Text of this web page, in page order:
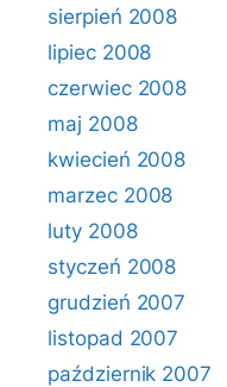
sierpień 2008
lipiec 2008
czerwiec 2008
maj 2008
kwiecień 2008
marzec 2008
luty 2008
styczeń 2008
grudzień 2007
listopad 2007
październik 2007